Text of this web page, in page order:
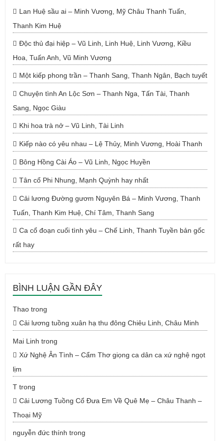
Lan Huệ sầu ai – Minh Vương, Mỹ Châu Thanh Tuấn,
Thanh Kim Huệ
Độc thủ đại hiệp – Vũ Linh, Linh Huệ, Linh Vương, Kiều
Hoa, Tuấn Anh, Vũ Minh Vương
Một kiếp phong trần – Thanh Sang, Thanh Ngân, Bạch tuyết
Chuyện tình An Lộc Sơn – Thanh Nga, Tấn Tài, Thanh
Sang, Ngọc Giàu
Khi hoa trà nở – Vũ Linh, Tài Linh
Kiếp nào có yêu nhau – Lệ Thủy, Minh Vương, Hoài Thanh
Bông Hồng Cài Áo – Vũ Linh, Ngọc Huyền
Tân cổ Phi Nhung, Mạnh Quỳnh hay nhất
Cải lương Đường gươm Nguyên Bá – Minh Vương, Thanh
Tuấn, Thanh Kim Huệ, Chí Tâm, Thanh Sang
Ca cổ đoạn cuối tình yêu – Chế Linh, Thanh Tuyền bản gốc
rất hay
BÌNH LUẬN GẦN ĐÂY
Thao trong
Cải lương tuồng xuân hạ thu đông Chiêu Linh, Châu Minh
Mai Linh trong
Xứ Nghệ Ân Tình – Cẩm Thơ giọng ca dân ca xứ nghệ ngọt
lịm
T trong
Cải Lương Tuồng Cổ Đưa Em Về Quê Mẹ – Châu Thanh –
Thoại Mỹ
nguyễn đức thính trong